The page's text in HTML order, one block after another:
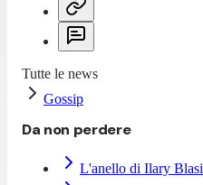
Tutte le news
Gossip
Da non perdere
L'anello di Ilary Blasi